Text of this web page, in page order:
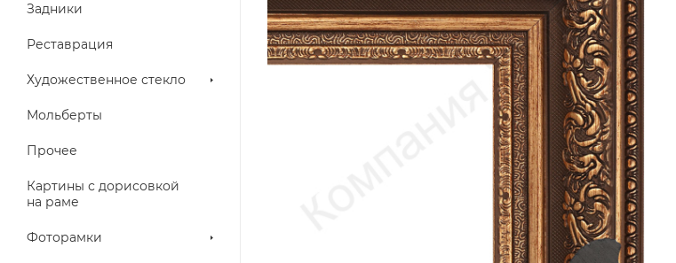
Задники
Реставрация
Художественное стекло
Мольберты
Прочее
Картины с дорисовкой
на раме
Фоторамки